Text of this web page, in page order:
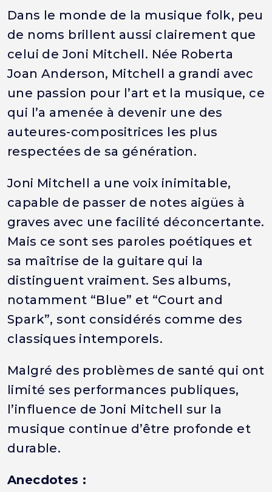
Dans le monde de la musique folk, peu
de noms brillent aussi clairement que
celui de Joni Mitchell. Née Roberta
Joan Anderson, Mitchell a grandi avec
une passion pour l’art et la musique, ce
qui l’a amenée à devenir une des
auteures-compositrices les plus
respectées de sa génération.
Joni Mitchell a une voix inimitable,
capable de passer de notes aigües à
graves avec une facilité déconcertante.
Mais ce sont ses paroles poétiques et
sa maîtrise de la guitare qui la
distinguent vraiment. Ses albums,
notamment “Blue” et “Court and
Spark”, sont considérés comme des
classiques intemporels.
Malgré des problèmes de santé qui ont
limité ses performances publiques,
l’influence de Joni Mitchell sur la
musique continue d’être profonde et
durable.
Anecdotes :